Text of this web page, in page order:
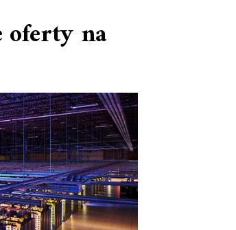
oferty na